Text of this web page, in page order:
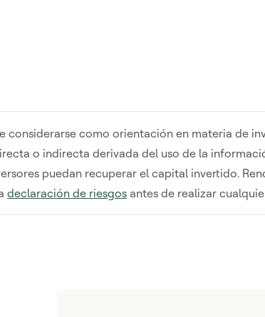
como orientación en materia de
o indirecta derivada del uso de la
puedan recuperar el capital invertido.
declaración de riesgos antes de realizar